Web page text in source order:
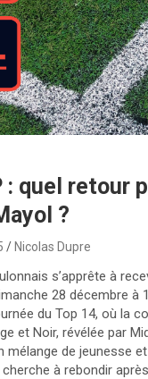
: quel retour
?
Nicolas Dupre
s’apprête à
28 décembre à
du Top 14, où la
et Noir, révélée par
mélange de jeunesse et
cherche à rebondir